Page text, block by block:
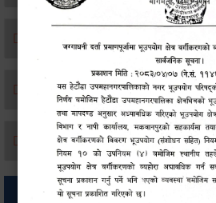
मृत्यू दर्ता
जन्म दर्ता